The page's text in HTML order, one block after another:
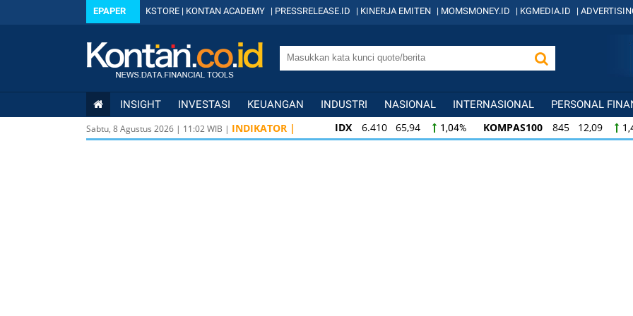
EPAPER KSTORE | KONTAN ACADEMY | PRESSRELEASE.ID | KINERJA EMITEN | MOMSMONEY.ID | KGMEDIA.ID |
INSIGHT INVESTASI KEUANGAN INDUSTRI NASIONAL INTERNASIONAL PERSONAL
Sabtu, 8 Agustus 2026 | 11:02WIB | INDIKATOR | IDX 6.410 65,94 1,04% KOMPAS100 845 12,09
KOMPAS100
845 12,09 1,45% LQ45 640 9,44